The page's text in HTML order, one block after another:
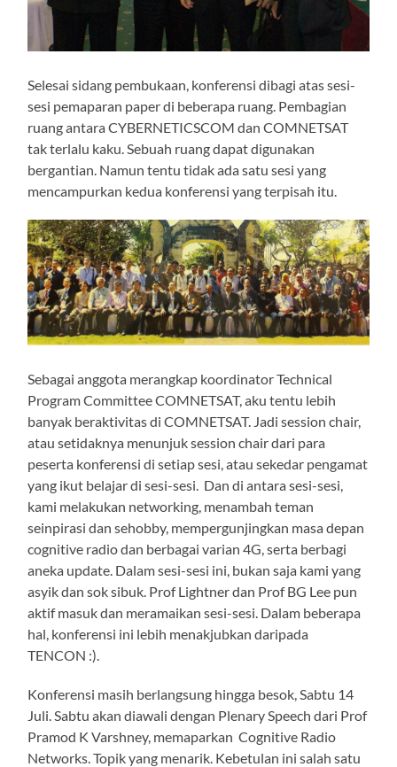
Selesai sidang pembukaan, konferensi dibagi atas sesi-
sesi pemaparan paper di beberapa ruang. Pembagian
ruang antara CYBERNETICSCOM dan COMNETSAT
tak terlalu kaku. Sebuah ruang dapat digunakan
bergantian. Namun tentu tidak ada satu sesi yang
mencampurkan kedua konferensi yang terpisah itu.
Sebagai anggota merangkap koordinator Technical
Program Committee COMNETSAT, aku tentu lebih
banyak beraktivitas di COMNETSAT. Jadi session chair,
atau setidaknya menunjuk session chair dari para
peserta konferensi di setiap sesi, atau sekedar pengamat
yang ikut belajar di sesi-sesi. Dan di antara sesi-sesi,
kami melakukan networking, menambah teman
seinpirasi dan sehobby, mempergunjingkan masa depan
cognitive radio dan berbagai varian 4G, serta berbagi
aneka update. Dalam sesi-sesi ini, bukan saja kami yang
asyik dan sok sibuk. Prof Lightner dan Prof BG Lee pun
aktif masuk dan meramaikan sesi-sesi. Dalam beberapa
hal, konferensi ini lebih menakjubkan daripada
TENCON :).
Konferensi masih berlangsung hingga besok, Sabtu 14
Juli. Sabtu akan diawali dengan Plenary Speech dari Prof
Pramod K Varshney, memaparkan Cognitive Radio
Networks. Topik yang menarik. Kebetulan ini salah satu